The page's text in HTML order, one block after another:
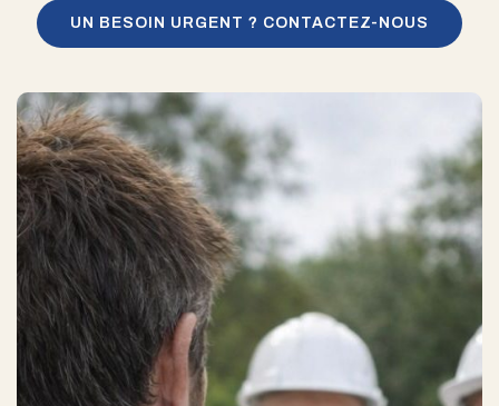
UN BESOIN URGENT ? CONTACTEZ-NOUS